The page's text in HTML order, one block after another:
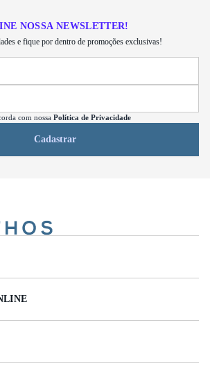
NOSSA NEWSLETTER!
e fique por dentro de promoções exclusivas!
com nossa Política de Privacidade
Cadastrar